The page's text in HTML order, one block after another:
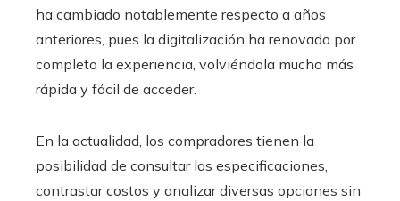
ha cambiado notablemente respecto a años
anteriores, pues la digitalización ha renovado por
completo la experiencia, volviéndola mucho más
rápida y fácil de acceder.
En la actualidad, los compradores tienen la
posibilidad de consultar las especificaciones,
contrastar costos y analizar diversas opciones sin